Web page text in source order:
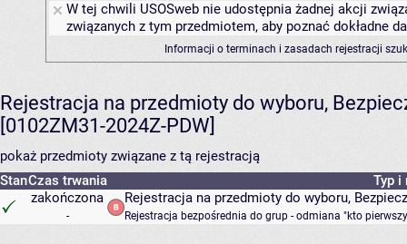
W tej chwili USOSweb nie udostępnia żadnej akcji
związanych z tym przedmiotem, aby poznać dokładne
Informacji o terminach i zasadach rejestracji
Rejestracja na przedmioty do wyboru,
[0102ZM31-2024Z-PDW]
pokaż przedmioty związane z tą rejestracją
StanCzas trwania
Typ i
zakończona
-
Rejestracja na przedmioty do wyboru,
Rejestracja bezpośrednia do grup - odmiana "kto